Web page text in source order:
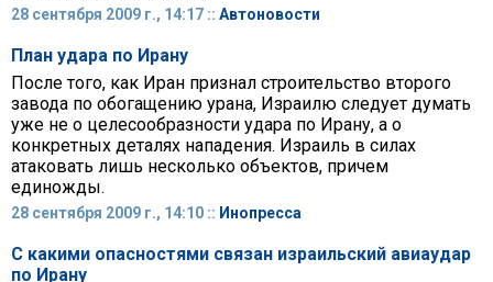
28 сентября 2009 г., 14:17 :: Автоновости
План удара по Ирану
После того, как Иран признал строительство второго
завода по обогащению урана, Израилю следует думать
уже не о целесообразности удара по Ирану, а о
конкретных деталях нападения. Израиль в силах
атаковать лишь несколько объектов, причем
единожды.
28 сентября 2009 г., 14:10 :: Инопресса
С какими опасностями связан израильский авиаудар
по Ирану